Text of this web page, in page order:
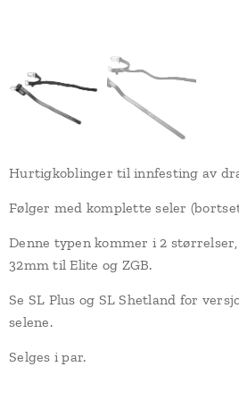
Hurtigkoblinger til innfesting av
Følger med komplette seler
Denne typen kommer i 2
32mm til Elite og ZGB.
Se SL Plus og SL Shetland for
selene.
Selges i par.